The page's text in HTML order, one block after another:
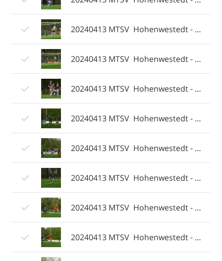
20240413 MTSV  Hohenwestedt - Weiche Flensburg 08 II 081 © 2024 Olaf Wegerich.jpg
20240413 MTSV  Hohenwestedt - Weiche Flensburg 08 II 082 © 2024 Olaf Wegerich.jpg
20240413 MTSV  Hohenwestedt - Weiche Flensburg 08 II 083 © 2024 Olaf Wegerich.jpg
20240413 MTSV  Hohenwestedt - Weiche Flensburg 08 II 084 © 2024 Olaf Wegerich.jpg
20240413 MTSV  Hohenwestedt - Weiche Flensburg 08 II 085 © 2024 Olaf Wegerich.jpg
20240413 MTSV  Hohenwestedt - Weiche Flensburg 08 II 086 © 2024 Olaf Wegerich.jpg
20240413 MTSV  Hohenwestedt - Weiche Flensburg 08 II 087 © 2024 Olaf Wegerich.jpg
20240413 MTSV  Hohenwestedt - Weiche Flensburg 08 II 088 © 2024 Olaf Wegerich.jpg